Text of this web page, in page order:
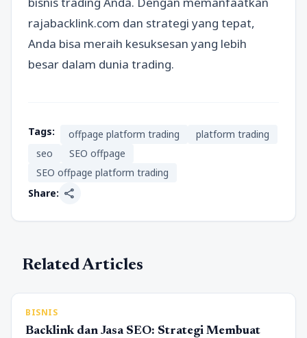
rajabacklink.com dan strategi yang tepat,
Anda bisa meraih kesuksesan yang lebih
besar dalam dunia trading.
Tags: offpage platform trading
platform trading
seo
SEO offpage
SEO offpage platform trading
Share: share
Related Articles
BISNIS
Backlink dan Jasa SEO: Strategi Membuat